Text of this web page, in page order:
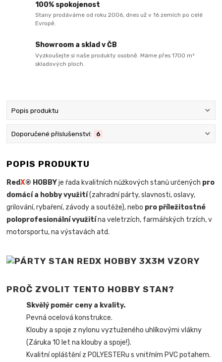
100% spokojenost
Stany prodáváme od roku 2006, dnes už v 16 zemích po celé
Evropě.
Showroom a sklad v ČB
Vyzkoušejte si naše produkty osobně. Máme přes 1700 m²
skladových ploch.
Popis produktu
Doporučené příslušenství: 6
POPIS PRODUKTU
RedX® HOBBYje řada kvalitních nůžkových stanů určených pro
domácí a hobby využití(zahradní párty, slavnosti, oslavy,
grilování, rybaření, závody a soutěže), nebo pro příležitostné
poloprofesionální využitína veletrzích, farmářských trzích, v
motorsportu, na výstavách atd.
PROČ ZVOLIT TENTO HOBBY STAN?
Skvělý poměr ceny a kvality.
Pevná ocelová konstrukce.
Klouby a spoje z nylonu vyztuženého uhlíkovými vlákny
(Záruka 10 let na klouby a spoje!).
Kvalitní opláštění z POLYESTERu s vnitřním PVC potahem.